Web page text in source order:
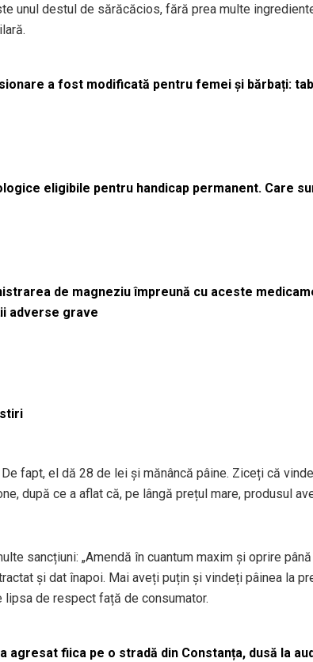
unul destul de sărăcăcios, fără prea multe
a fost modificată pentru femei și bărbați:
eligibile pentru handicap permanent. Care
de magneziu împreună cu aceste
adverse grave
fapt, el dă 28 de lei și mănâncă pâine. Ziceți că
după ce a aflat că, pe lângă prețul mare, produsul
sancțiuni: „Amendă în cuantum maxim și oprire
și dat înapoi. Mai aveți puțin și vindeți pâinea la
de respect față de consumator.
agresat fiica pe o stradă din Constanța, dusă la